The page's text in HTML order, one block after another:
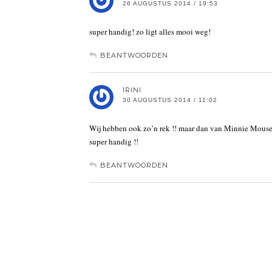
26 AUGUSTUS 2014 / 19:53
super handig! zo ligt alles mooi weg!
BEANTWOORDEN
IRINI
30 AUGUSTUS 2014 / 11:02
Wij hebben ook zo’n rek !! maar dan van Minnie
super handig !!
BEANTWOORDEN